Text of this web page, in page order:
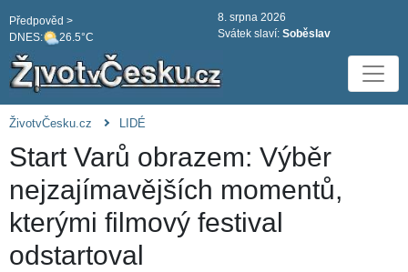
DNES: 26.5°C
Předpověd >
8. srpna 2026
Svátek slaví: Soběslav
ŽivotvČesku.cz LIDÉ
Start Varů obrazem: Výběr
nejzajímavějších momentů,
kterými filmový festival
odstartoval